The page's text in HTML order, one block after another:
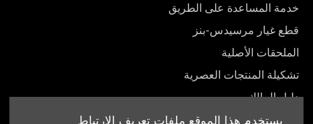
يستخدم هذا الموقع ملفات تعريف الارتباط
خدمة المساعدة على الطريق
قطع غيار مرسيدس-بنز
الملحقات الأصلية
تشكيلة المنتجات العصرية
دليل المالك